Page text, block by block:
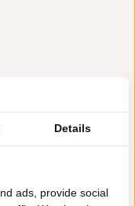
Details
ads, provide social